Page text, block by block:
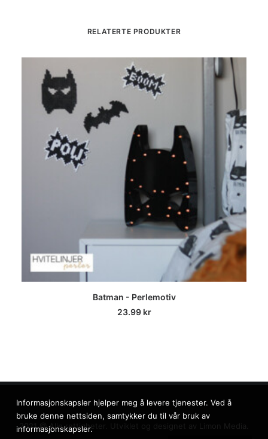
RELATERTE PRODUKTER
LEGG I HANDLEKURV
Batman - Perlemotiv
23.99 kr
2021 @ Alle rettigheter. Utviklet og designet av
Informasjonskapsler hjelper meg å levere tjenester. Ved å
bruke denne nettsiden, samtykker du til vår bruk av
informasjonskapsler.